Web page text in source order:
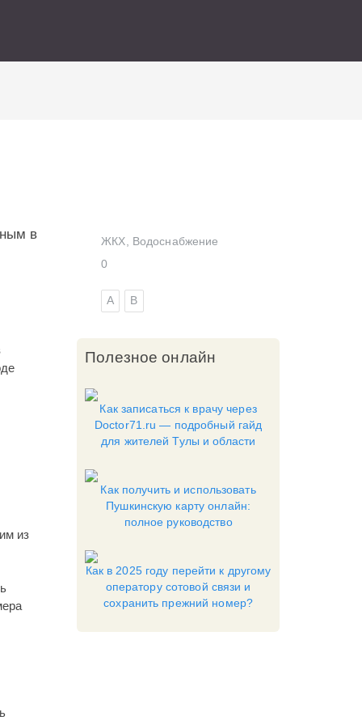
в
из
ЖКХ
Водоснабжение
0
А В
Полезное онлайн
Как записаться к врачу через
Doctor71.ru — подробный гайд
для жителей Тулы и области
Как получить и использовать
Пушкинскую карту онлайн:
полное руководство
Как в 2025 году перейти к другому
оператору сотовой связи и
сохранить прежний номер?